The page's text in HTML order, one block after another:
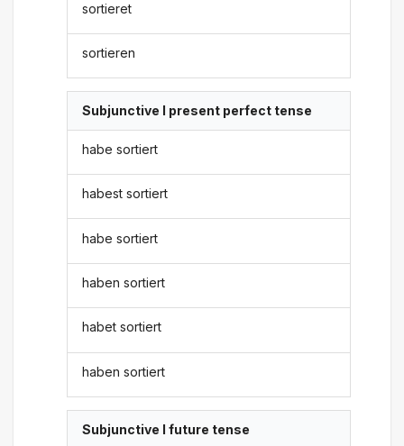
sortieret
sortieren
Subjunctive I present perfect tense
habe sortiert
habest sortiert
habe sortiert
haben sortiert
habet sortiert
haben sortiert
Subjunctive I future tense